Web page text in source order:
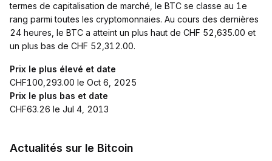
termes de capitalisation de marché, le BTC se classe au 1e
rang parmi toutes les cryptomonnaies. Au cours des dernières
24 heures, le BTC a atteint un plus haut de CHF 52,635.00 et
un plus bas de CHF 52,312.00.
Prix le plus élevé et date
CHF100,293.00 le Oct 6, 2025
Prix le plus bas et date
CHF63.26 le Jul 4, 2013
Actualités sur le Bitcoin